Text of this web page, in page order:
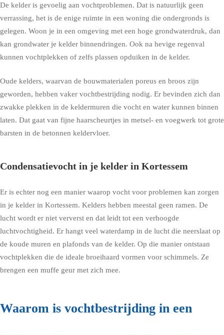
De kelder is gevoelig aan vochtproblemen. Dat is natuurlijk geen
verrassing, het is de enige ruimte in een woning die ondergronds is
gelegen. Woon je in een omgeving met een hoge grondwaterdruk, dan
kan grondwater je kelder binnendringen. Ook na hevige regenval
kunnen vochtplekken of zelfs plassen opduiken in de kelder.
Oude kelders, waarvan de bouwmaterialen poreus en broos zijn
geworden, hebben vaker vochtbestrijding nodig. Er bevinden zich dan
zwakke plekken in de keldermuren die vocht en water kunnen binnen
laten. Dat gaat van fijne haarscheurtjes in metsel- en voegwerk tot grote
barsten in de betonnen keldervloer.
Condensatievocht in je kelder in Kortessem
Er is echter nog een manier waarop vocht voor problemen kan zorgen
in je kelder in Kortessem. Kelders hebben meestal geen ramen. De
lucht wordt er niet ververst en dat leidt tot een verhoogde
luchtvochtigheid. Er hangt veel waterdamp in de lucht die neerslaat op
de koude muren en plafonds van de kelder. Op die manier ontstaan
vochtplekken die de ideale broeihaard vormen voor schimmels. Ze
brengen een muffe geur met zich mee.
Waarom is vochtbestrijding in een